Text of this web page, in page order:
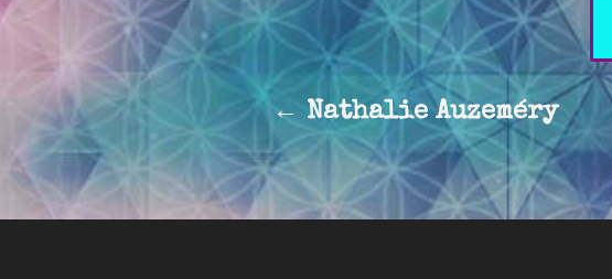
← Nathalie Auzeméry